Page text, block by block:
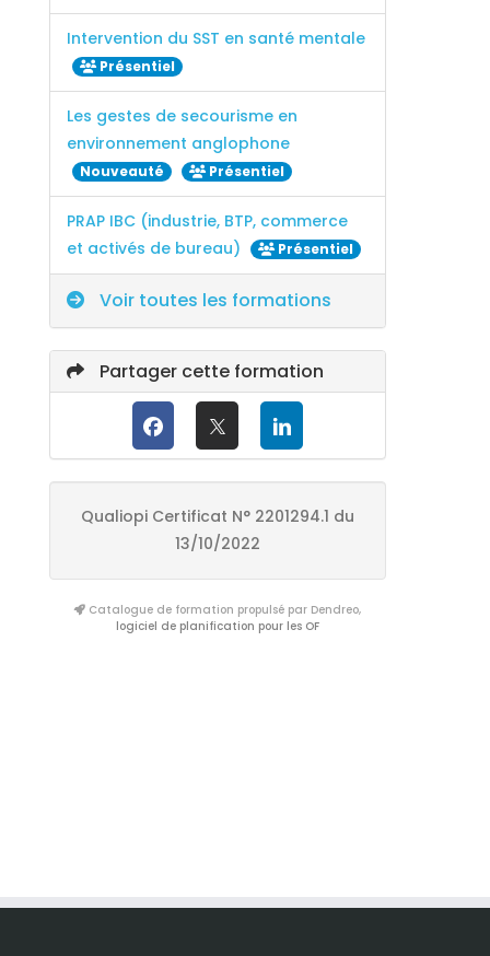
Intervention du SST en santé mentale
Présentiel
Les gestes de secourisme en
environnement anglophone
Nouveauté Présentiel
PRAP IBC (industrie, BTP, commerce
et activés de bureau)
Présentiel
Voir toutes les formations
Partager cette formation
Qualiopi Certificat N° 2201294.1 du
13/10/2022
Catalogue de formation propulsé par Dendreo,
logiciel de planification pour les OF